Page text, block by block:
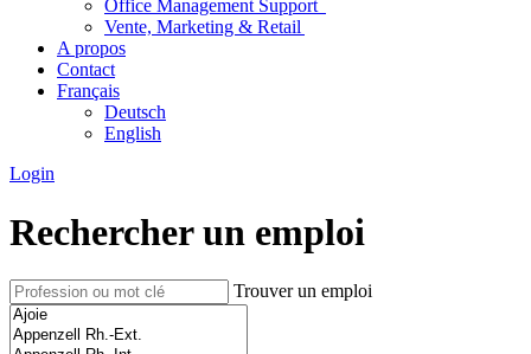
Office Management Support
Vente, Marketing & Retail
A propos
Contact
Français
Deutsch
English
Login
Rechercher un emploi
Trouver un emploi